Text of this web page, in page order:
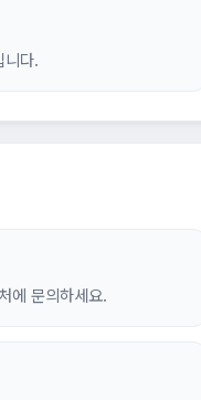
니다.
에 문의하세요.